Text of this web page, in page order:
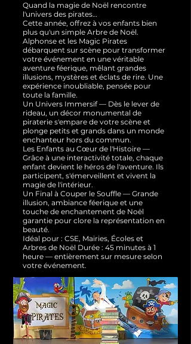
Quand la magie de Noël rencontre
l'univers des pirates…
Cette année, offrez à vos enfants bien
plus qu'un simple Arbre de Noël.
Alphonse et les Magic Pirates
débarquent sur scène pour transformer
votre événement en une véritable
aventure féerique, mêlant grandes
illusions, mystères et éclats de rire. Une
expérience inoubliable, pensée pour
toute la famille.
Un Univers Immersif — Dès le lever de
rideau, un décor monumental de
piraterie s'empare de votre scène et
plonge petits et grands dans un monde
enchanteur hors du commun.
Les Enfants au Cœur de l'Histoire —
Grâce à une interactivité totale, chaque
enfant devient le héros de l'aventure. Ils
participent, s'émerveillent et vivent la
magie de l'intérieur.
Un Final à Couper le Souffle — Grande
illusion, ambiance féerique et une
touche de enchantement de Noël
garantie pour clore la représentation en
beauté.
Idéal pour : CSE, Mairies, Écoles et
Arbres de Noël Durée : 45 minutes à 1
heure — entièrement sur mesure selon
votre événement.